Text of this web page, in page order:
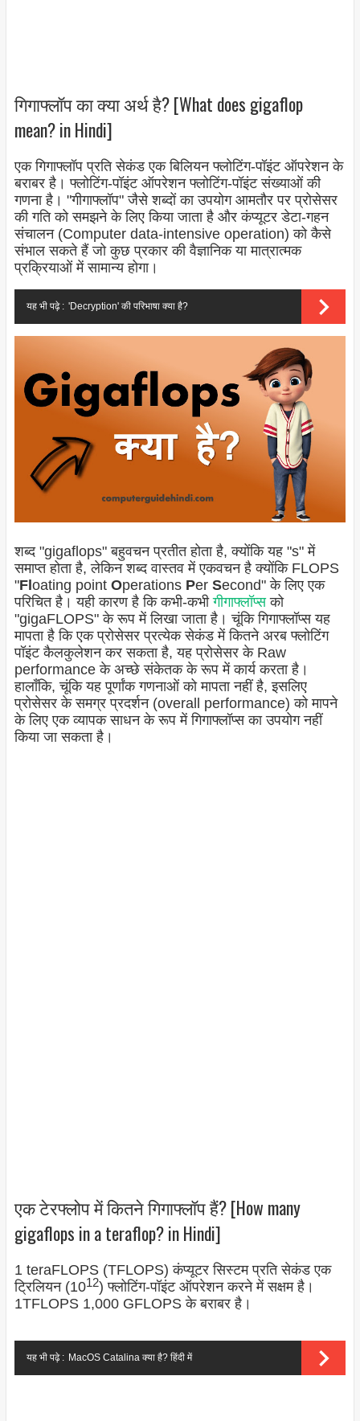
गिगाफ्लॉप का क्या अर्थ है? [What does gigaflop
mean? in Hindi]
एक गिगाफ्लॉप प्रति सेकंड एक बिलियन फ्लोटिंग-पॉइंट ऑपरेशन के
बराबर है। फ्लोटिंग-पॉइंट ऑपरेशन फ्लोटिंग-पॉइंट संख्याओं की
गणना है। "गीगाफ्लॉप" जैसे शब्दों का उपयोग आमतौर पर प्रोसेसर
की गति को समझने के लिए किया जाता है और कंप्यूटर डेटा-गहन
संचालन (Computer data-intensive operation) को कैसे
संभाल सकते हैं जो कुछ प्रकार की वैज्ञानिक या मात्रात्मक
प्रक्रियाओं में सामान्य होगा।
यह भी पढ़े : 'Decryption' की परिभाषा क्या है?
शब्द "gigaflops" बहुवचन प्रतीत होता है, क्योंकि यह "s" में
समाप्त होता है, लेकिन शब्द वास्तव में एकवचन है क्योंकि FLOPS
"Fl oating point Operations Per Second" के लिए एक
परिचित है। यही कारण है कि कभी-कभीगीगाफ्लॉप्सको
"gigaFLOPS" के रूप में लिखा जाता है। चूंकि गिगाफ्लॉप्स यह
मापता है कि एक प्रोसेसर प्रत्येक सेकंड में कितने अरब फ्लोटिंग
पॉइंट कैलकुलेशन कर सकता है, यह प्रोसेसर के Raw
performance के अच्छे संकेतक के रूप में कार्य करता है।
हालाँकि, चूंकि यह पूर्णांक गणनाओं को मापता नहीं है, इसलिए
प्रोसेसर के समग्र प्रदर्शन (overall performance) को मापने
के लिए एक व्यापक साधन के रूप में गिगाफ्लॉप्स का उपयोग नहीं
किया जा सकता है।
एक टेरफ्लोप में कितने गिगाफ्लॉप हैं? [How many
gigaflops in a teraflop? in Hindi]
1 teraFLOPS (TFLOPS) कंप्यूटर सिस्टम प्रति सेकंड एक
ट्रिलियन (1012) फ्लोटिंग-पॉइंट ऑपरेशन करने में सक्षम है।
1TFLOPS 1,000 GFLOPS के बराबर है।
यह भी पढ़े : MacOS Catalina क्या है? हिंदी में